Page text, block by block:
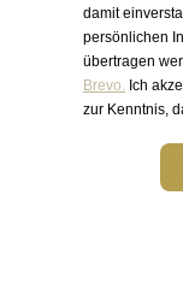
damit
persönlichen
übertragen
Brevo. Ich
zur Kenntnis,